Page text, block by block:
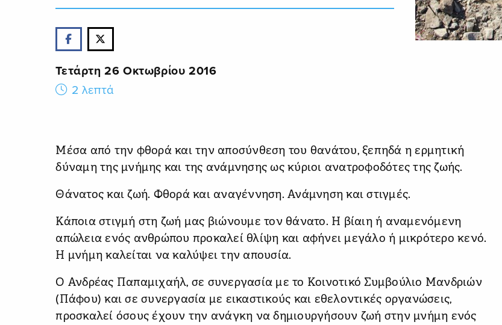
Τετάρτη 26 Οκτωβρίου 2016
2 λεπτά
Μέσα από την φθορά και την αποσύνθεση του θανάτου, ξεπηδά η ερμητική
δύναμη της μνήμης και της ανάμνησης ως κύριοι ανατροφοδότες της ζωής.
Θάνατος και ζωή. Φθορά και αναγέννηση. Ανάμνηση και στιγμές.
Κάποια στιγμή στη ζωή μας βιώνουμε τον θάνατο. Η βίαιη ή αναμενόμενη
απώλεια ενός ανθρώπου προκαλεί θλίψη και αφήνει μεγάλο ή μικρότερο κενό.
Η μνήμη καλείται να καλύψει την απουσία.
Ο Ανδρέας Παπαμιχαήλ, σε συνεργασία με το Κοινοτικό Συμβούλιο Μανδριών
(Πάφου) και σε συνεργασία με εικαστικούς και εθελοντικές οργανώσεις,
προσκαλεί όσους έχουν την ανάγκη να δημιουργήσουν ζωή στην μνήμη ενός